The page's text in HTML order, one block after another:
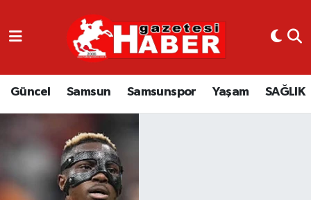
Güncel Samsun Samsunspor Yaşam SAĞLIK
GÜNCEL
SAMSUN
EKONOMİ
YAŞAM